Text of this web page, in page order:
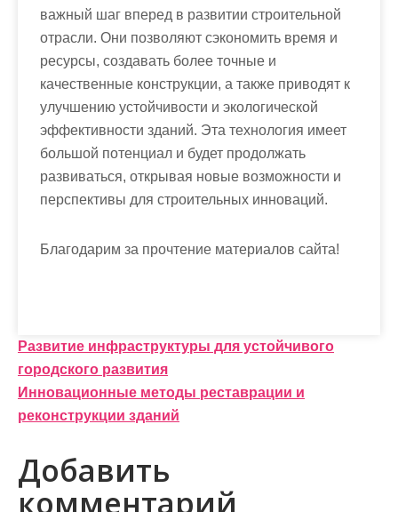
важный шаг вперед в развитии строительной
отрасли. Они позволяют сэкономить время и
ресурсы, создавать более точные и
качественные конструкции, а также приводят к
улучшению устойчивости и экологической
эффективности зданий. Эта технология имеет
большой потенциал и будет продолжать
развиваться, открывая новые возможности и
перспективы для строительных инноваций.
Благодарим за прочтение материалов сайта!
Н
а
в
и
г
Развитие инфраструктуры для устойчивого
городского развития
Инновационные методы реставрации и
реконструкции зданий
Добавить
комментарий